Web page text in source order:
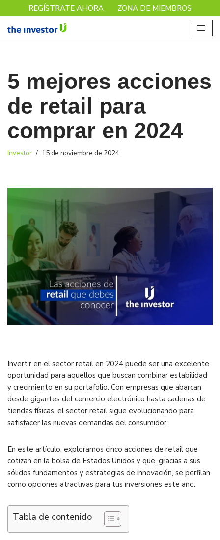
Saltar
REGÍSTRATE AHORA ZONA DE MIEMBROS
5 mejores acciones
de retail para
comprar en 2024
Investor 15 de noviembre de 2024
Invertir en el sector retail en 2024 puede ser una excelente
oportunidad para aquellos que buscan combinar estabilidad
y crecimiento en su portafolio. Con empresas que abarcan
desde gigantes del comercio electrónico hasta cadenas de
tiendas físicas, el sector retail sigue evolucionando para
satisfacer las nuevas demandas del consumidor.
En este artículo, exploramos cinco acciones de retail que
cotizan en la bolsa de Estados Unidos y que, gracias a sus
sólidos fundamentos y estrategias de innovación, se perfilan
como opciones atractivas para tus inversiones este año.
Tabla de contenido